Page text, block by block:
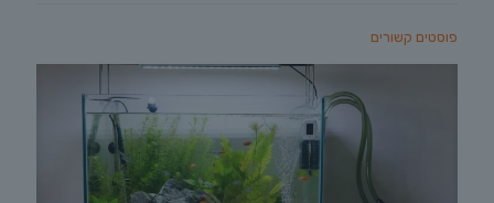
פוסטים קשורים